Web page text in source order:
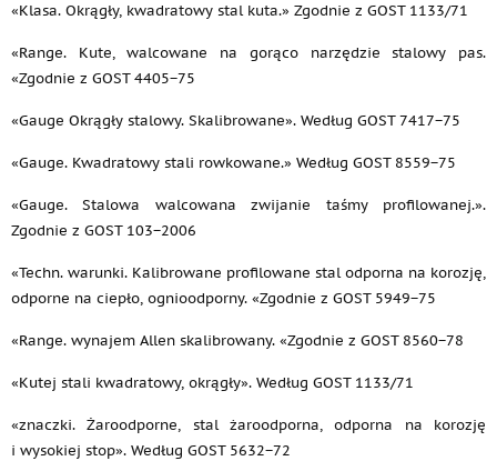
«Klasa. Okrągły, kwadratowy stal kuta.» Zgodnie z GOST 1133/71
«Range. Kute, walcowane na gorąco narzędzie stalowy pas.
«Zgodnie z GOST 4405−75
«Gauge Okrągły stalowy. Skalibrowane». Według GOST 7417−75
«Gauge. Kwadratowy stali rowkowane.» Według GOST 8559−75
«Gauge. Stalowa walcowana zwijanie taśmy profilowanej.».
Zgodnie z GOST 103−2006
«Techn. warunki. Kalibrowane profilowane stal odporna na korozję,
odporne na ciepło, ognioodporny. «Zgodnie z GOST 5949−75
«Range. wynajem Allen skalibrowany. «Zgodnie z GOST 8560−78
«Kutej stali kwadratowy, okrągły». Według GOST 1133/71
«znaczki. Żaroodporne, stal żaroodporna, odporna na korozję
i wysokiej stop». Według GOST 5632−72